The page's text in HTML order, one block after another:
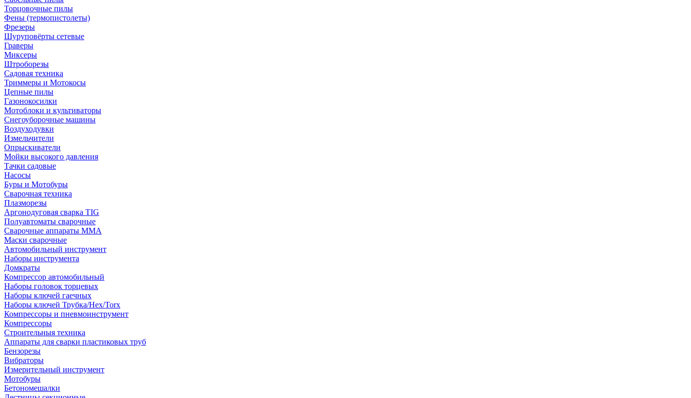
Торцовочные пилы
Фены (термопистолеты)
Фрезеры
Шуруповёрты сетевые
Граверы
Миксеры
Штроборезы
Садовая техника
Триммеры и Мотокосы
Цепные пилы
Газонокосилки
Мотоблоки и культиваторы
Снегоуборочные машины
Воздуходувки
Измельчители
Опрыскиватели
Мойки высокого давления
Тачки садовые
Насосы
Буры и Мотобуры
Сварочная техника
Плазморезы
Аргонодуговая сварка TIG
Полуавтоматы сварочные
Сварочные аппараты ММА
Маски сварочные
Автомобильный инструмент
Наборы инструмента
Домкраты
Компрессор автомобильный
Наборы головок торцевых
Наборы ключей гаечных
Наборы ключей Трубка/Hex/Torx
Компрессоры и пневмоинструмент
Компрессоры
Строительныя техника
Аппараты для сварки пластиковых труб
Бензорезы
Вибраторы
Измерительный инструмент
Мотобуры
Бетономешалки